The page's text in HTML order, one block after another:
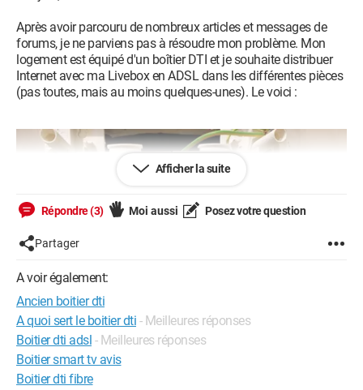
Après avoir parcouru de nombreux articles et messages de
forums, je ne parviens pas à résoudre mon problème. Mon
logement est équipé d'un boîtier DTI et je souhaite distribuer
Internet avec ma Livebox en ADSL dans les différentes pièces
(pas toutes, mais au moins quelques-unes). Le voici :
Afficher la suite
Répondre (3) Moi aussi Posez votre question
Partager
A voir également:
Ancien boitier dti
A quoi sert le boitier dti - Meilleures réponses
Boitier dti adsl - Meilleures réponses
Boitier smart tv avis
Boitier dti fibre